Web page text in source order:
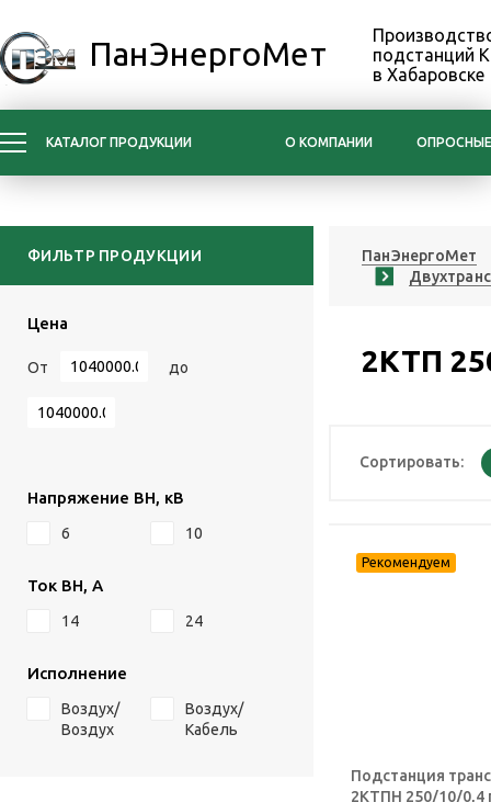
ПанЭнергоМет
подстанций
в Хабаровске
КАТАЛОГ ПРОДУКЦИИ О КОМПАНИИ
ФИЛЬТР ПРОДУКЦИИ
Цена
От до
Напряжение ВН, кВ
6 10
Ток ВН, А
14 24
Исполнение
Воздух/
Воздух
Воздух/
Кабель
ПанЭнергоМет
2КТП
Сортировать:
Подстанция
2КТПН 250/10/0,4